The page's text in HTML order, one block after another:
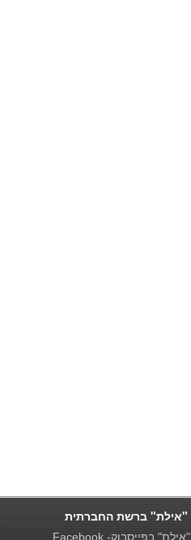
"אילת" ברשת החברתית
"אילת" בפייסבוק- Facebook